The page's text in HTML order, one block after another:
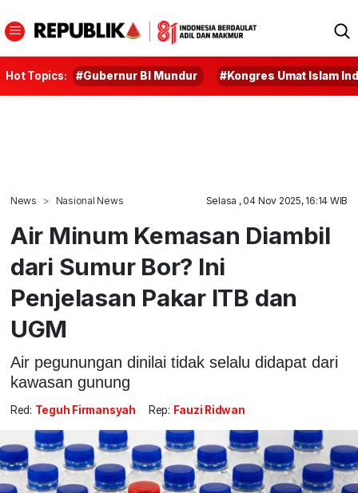
Hot Topics: #Gubernur BI Mundur #Kongres Umat Islam
News Nasional News Selasa , 04 Nov 2025, 16:14 WIB
Air Minum Kemasan Diambil
dari Sumur Bor? Ini
Penjelasan Pakar ITB dan
UGM
Air pegunungan dinilai tidak selalu didapat dari
kawasan gunung
Red: Teguh Firmansyah Rep: Fauzi Ridwan